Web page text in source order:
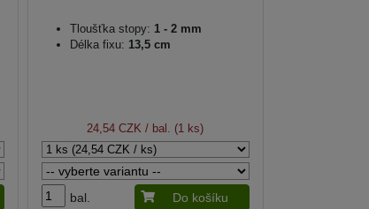
Tloušťka stopy: 1 - 2 mm
Délka fixu: 13,5 cm
24,54 CZK / bal. (1 ks)
bal. Do košíku